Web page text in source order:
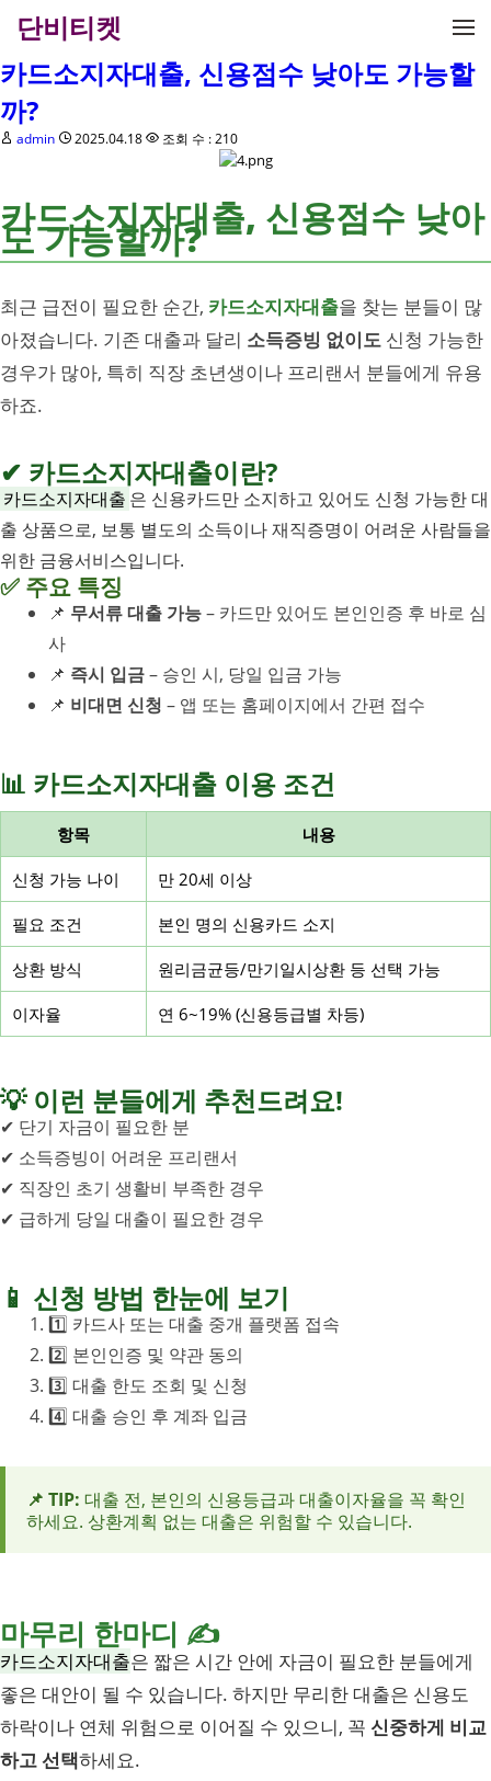
단비티켓
카드소지자대출, 신용점수 낮아도 가능할
까?
admin 2025.04.18 조회 수 : 210
카드소지자대출, 신용점수 낮아
도 가능할까?
최근 급전이 필요한 순간, 카드소지자대출을 찾는 분들이 많
아졌습니다. 기존 대출과 달리 소득증빙 없이도 신청 가능한
경우가 많아, 특히 직장 초년생이나 프리랜서 분들에게 유용
하죠.
✔ 카드소지자대출이란?
카드소지자대출 은 신용카드만 소지하고 있어도 신청 가능한 대
출 상품으로, 보통 별도의 소득이나 재직증명이 어려운 사람들을
위한 금융서비스입니다.
✅ 주요 특징
📌 무서류 대출 가능– 카드만 있어도 본인인증 후 바로 심
사
📌 즉시 입금– 승인 시, 당일 입금 가능
📌 비대면 신청 – 앱 또는 홈페이지에서 간편 접수
📊 카드소지자대출 이용 조건
항목 내용
신청 가능 나이 만 20세 이상
필요 조건 본인 명의 신용카드 소지
상환 방식 원리금균등/만기일시상환 등 선택 가능
이자율 연 6~19% (신용등급별 차등)
💡 이런 분들에게 추천드려요!
✔ 단기 자금이 필요한 분
✔ 소득증빙이 어려운 프리랜서
✔ 직장인 초기 생활비 부족한 경우
✔ 급하게 당일 대출이 필요한 경우
📱 신청 방법 한눈에 보기
1️⃣ 카드사 또는 대출 중개 플랫폼 접속
2️⃣ 본인인증 및 약관 동의
3️⃣ 대출 한도 조회 및 신청
4️⃣ 대출 승인 후 계좌 입금
📌 TIP: 대출 전, 본인의 신용등급과 대출이자율을 꼭 확인
하세요. 상환계획 없는 대출은 위험할 수 있습니다.
마무리 한마디 ✍️
카드소지자대출은 짧은 시간 안에 자금이 필요한 분들에게
좋은 대안이 될 수 있습니다. 하지만 무리한 대출은 신용도
하락이나 연체 위험으로 이어질 수 있으니, 꼭 신중하게 비교
하고 선택하세요.